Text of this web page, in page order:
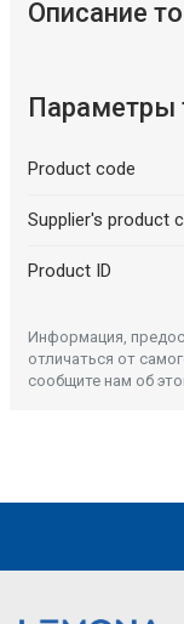
Описание
Параметры
Product code
Supplier's product
Product ID
Информация,
отличаться от
сообщите нам об